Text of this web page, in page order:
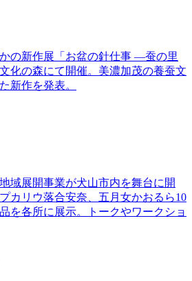
の新作展「お盆の針仕事 ―蚕の里
化の森にて開催。美濃加茂の養蚕文
新作を発表。
域展開事業が犬山市内を舞台に開
カリウ落合安奈、五月女かおるら10
を各所に展示。トークやワークショ